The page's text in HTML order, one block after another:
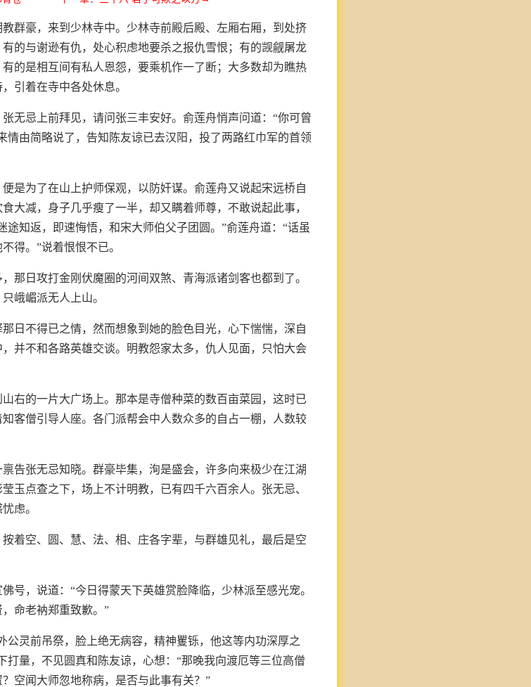
群豪，来到少林寺中。少林寺前殿后殿、左厢右厢，到处挤
的与谢逊有仇，处心积虑地要杀之报仇雪恨；有的觊觎屠龙
的是相互间有私人恩怨，要乘机作一了断；大多数却为瞧热
引着在寺中各处休息。
无忌上前拜见，请问张三丰安好。俞莲舟悄声问道：“你可曾
情由简略说了，告知陈友谅已去汉阳，投了两路红巾军的首领
是为了在山上护师保观，以防奸谋。俞莲舟又说起宋远桥自
大减，身子几乎瘦了一半，却又瞒着师尊，不敢说起此事，
途知返，即速悔悟，和宋大师伯父子团圆。”俞莲舟道：“话虽
得。”说着恨恨不已。
那日攻打金刚伏魔圈的河间双煞、青海派诸剑客也都到了。
峨嵋派无人上山。
日不得已之情，然而想象到她的脸色目光，心下惴惴，深自
并不和各路英雄交谈。明教怨家太多，仇人见面，只怕大会
右的一片大广场上。那本是寺僧种菜的数百亩菜园，这时已
客僧引导人座。各门派帮会中人数众多的自占一棚，人数较
告张无忌知晓。群豪毕集，洵是盛会，许多向来极少在江湖
玉点查之下，场上不计明教，已有四千六百余人。张无忌、
虑。
着空、圆、慧、法、相、庄各字辈，与群雄见礼，最后是空
号，说道：“今日得蒙天下英雄赏脸降临，少林派至感光宠。
命老衲郑重致歉。”
公灵前吊祭，脸上绝无病容，精神矍铄，他这等内功深厚之
打量，不见圆真和陈友谅，心想：“那晚我向渡厄等三位高僧
空闻大师忽地称病，是否与此事有关？”